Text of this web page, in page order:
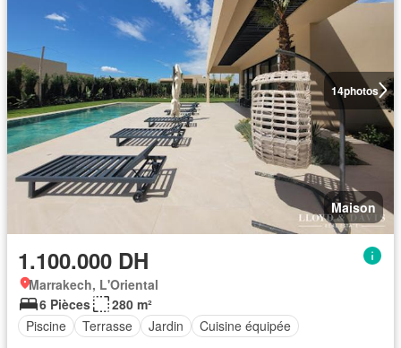
14photos
Maison
1.100.000 DH
Marrakech, L'Oriental
6 Pièces
280 m²
Piscine
Terrasse Jardin Cuisine équipée